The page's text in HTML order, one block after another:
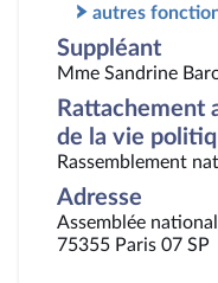
autres
Suppléant
Mme Sandrine
Rattachement
de la vie
Rassemblement
Adresse
Assemblée
75355 Paris 07 SP